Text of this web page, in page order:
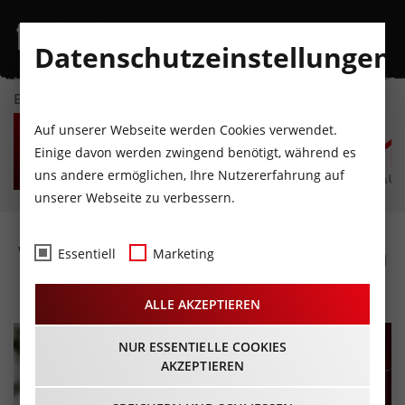
EVENTKALENDER
FR
7
AUGUST
SA
8
AUGUST
SO
9
AUGUST
MO
10
AUGUST
DI
11
AUGUST
Weihnachtsmarkt Jenbach
30.11.2024 - Beginn 15:00 Uhr
Datenschutzeinstellungen
Auf unserer Webseite werden Cookies verwendet.
Einige davon werden zwingend benötigt, während es
uns andere ermöglichen, Ihre Nutzererfahrung auf
unserer Webseite zu verbessern.
Essentiell Marketing
ALLE AKZEPTIEREN
NUR ESSENTIELLE COOKIES
AKZEPTIEREN